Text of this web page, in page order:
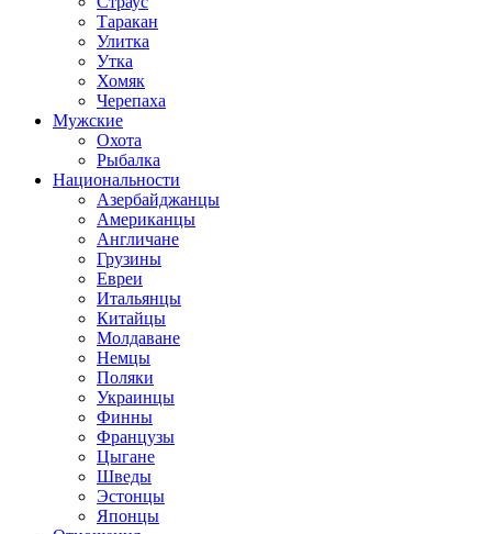
Таракан
Улитка
Утка
Хомяк
Черепаха
Мужские
Охота
Рыбалка
Национальности
Азербайджанцы
Американцы
Англичане
Грузины
Евреи
Итальянцы
Китайцы
Молдаване
Немцы
Поляки
Украинцы
Финны
Французы
Цыгане
Шведы
Эстонцы
Японцы